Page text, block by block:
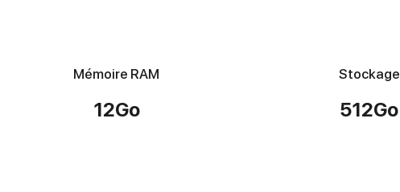
Mémoire RAM
12Go
Stockage
512Go